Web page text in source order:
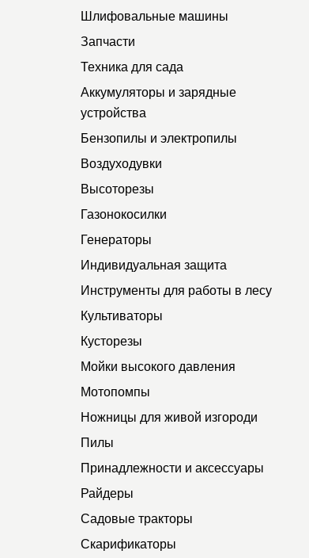
Шлифовальные машины
Запчасти
Техника для сада
Аккумуляторы и зарядные
устройства
Бензопилы и электропилы
Воздуходувки
Высоторезы
Газонокосилки
Генераторы
Индивидуальная защита
Инструменты для работы в лесу
Культиваторы
Кусторезы
Мойки высокого давления
Мотопомпы
Ножницы для живой изгороди
Пилы
Принадлежности и аксессуары
Райдеры
Садовые тракторы
Скарификаторы